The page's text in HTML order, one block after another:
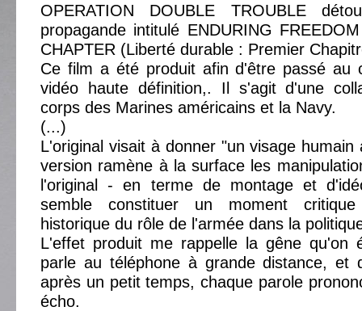
OPERATION DOUBLE TROUBLE
propagande intitulé ENDURING
CHAPTER (Liberté durable : Premier
Ce film a été produit afin d'être passé au
vidéo haute définition,. Il s'agit d'une
corps des Marines américains et la Navy.
(...)
L'original visait à donner "un visage humain
version ramène à la surface les
l'original - en terme de montage et
semble constituer un moment
historique du rôle de l'armée dans la
L'effet produit me rappelle la gêne qu'on
parle au téléphone à grande distance, et
après un petit temps, chaque parole
écho.